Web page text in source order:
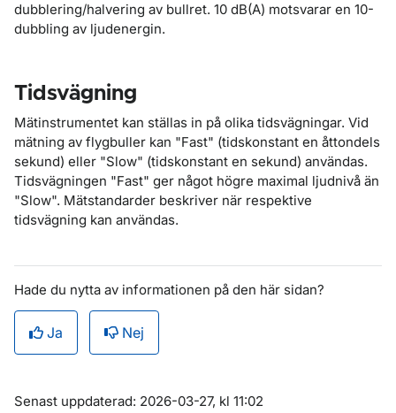
dubblering/halvering av bullret. 10 dB(A) motsvarar en 10-
dubbling av ljudenergin.
Tidsvägning
Mätinstrumentet kan ställas in på olika tidsvägningar. Vid
mätning av flygbuller kan "Fast" (tidskonstant en åttondels
sekund) eller "Slow" (tidskonstant en sekund) användas.
Tidsvägningen "Fast" ger något högre maximal ljudnivå än
"Slow". Mätstandarder beskriver när respektive
tidsvägning kan användas.
Hade du nytta av informationen på den här sidan?
Ja Nej
Om sidan
Senast uppdaterad: 2026-03-27, kl 11:02